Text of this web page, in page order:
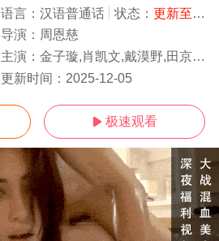
语言： 汉语普通话 状态： 更新至第16集
导演： 周恩慈
主演： 金子璇,肖凯文,戴漠野,田京凡,周体顺,叶咏絮,邵晓江,王羽菲,杨雨光
更新时间： 2025-12-05
 极速观看